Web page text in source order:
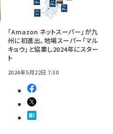
「Amazon ネットスーパー」が九
州に初進出。地場スーパー「マル
キョウ」と協業し2024年にスター
ト
2024年5月22日 7:30